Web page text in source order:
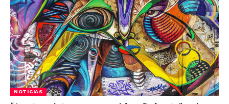
NOTICIAS